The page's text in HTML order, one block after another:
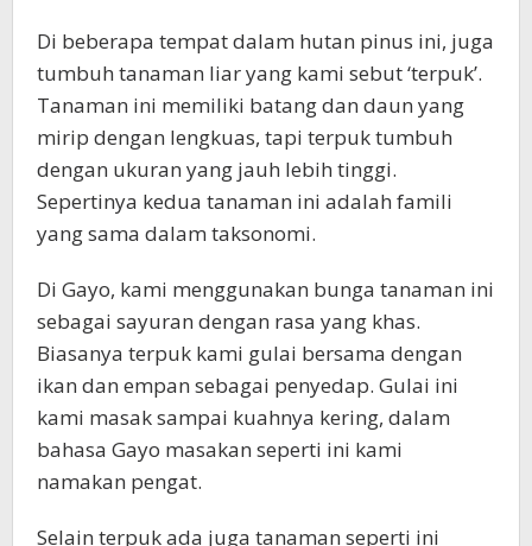
Di beberapa tempat dalam hutan pinus ini, juga
tumbuh tanaman liar yang kami sebut ‘terpuk’.
Tanaman ini memiliki batang dan daun yang
mirip dengan lengkuas, tapi terpuk tumbuh
dengan ukuran yang jauh lebih tinggi.
Sepertinya kedua tanaman ini adalah famili
yang sama dalam taksonomi.
Di Gayo, kami menggunakan bunga tanaman ini
sebagai sayuran dengan rasa yang khas.
Biasanya terpuk kami gulai bersama dengan
ikan dan empan sebagai penyedap. Gulai ini
kami masak sampai kuahnya kering, dalam
bahasa Gayo masakan seperti ini kami
namakan pengat.
Selain terpuk ada juga tanaman seperti ini